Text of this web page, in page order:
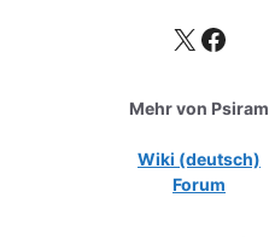
X Facebook
Mehr von Psiram
Wiki (deutsch)
Forum